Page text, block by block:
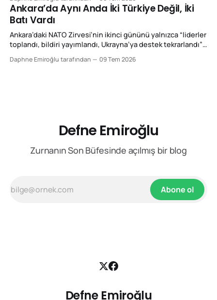
değişiminden çok Avrupa'nın değişimini anlatıyordu. Yirmi
yıl önce böyle bir zirve düzenlenseydi, Avrupa'nın ilk
gündemi büyük
Ankara’da Aynı Anda İki Türkiye Değil, İki
Batı Vardı
Ankara’daki NATO Zirvesi’nin ikinci gününü yalnızca “liderler
toplandı, bildiri yayımlandı, Ukrayna’ya destek tekrarlandı”
Çünkü 8 Temmuz 2026’da Ankara’da ilginç bir şey oldu: Aynı
Daphne Emiroğlu tarafından 09 Tem 2026
Defne Emiroğlu
Zurnanın Son Büfesinde açılmış bir blog
Abone ol
Defne Emiroğlu